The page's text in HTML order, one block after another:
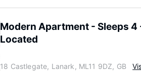
Modern Apartment - Sleeps 4
Located
18 Castlegate, Lanark, ML11 9DZ, GB